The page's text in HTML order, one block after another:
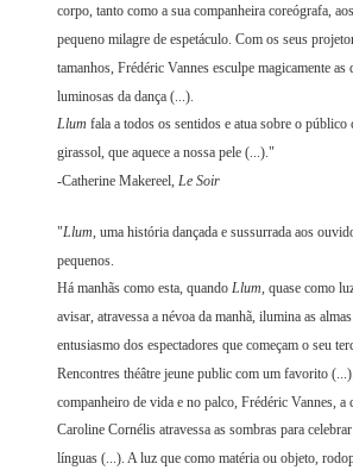
corpo, tanto como a sua companheira coreógrafa,
pequeno milagre de espetáculo. Com os seus
tamanhos, Frédéric Vannes esculpe magicamente as
luminosas da dança (...).
Llum fala a todos os sentidos e atua sobre o público
girassol, que aquece a nossa pele (...)."
-Catherine Makereel,Le Soir
"Llum, uma história dançada e sussurrada aos
pequenos.
Há manhãs como esta, quandoLlum, quase como
avisar, atravessa a névoa da manhã, ilumina as
entusiasmo dos espectadores que começam o seu
Rencontres théâtre jeune public com um favorito
companheiro de vida e no palco, Frédéric Vannes, a
Caroline Cornélis atravessa as sombras para
línguas (...). A luz que como matéria ou objeto,